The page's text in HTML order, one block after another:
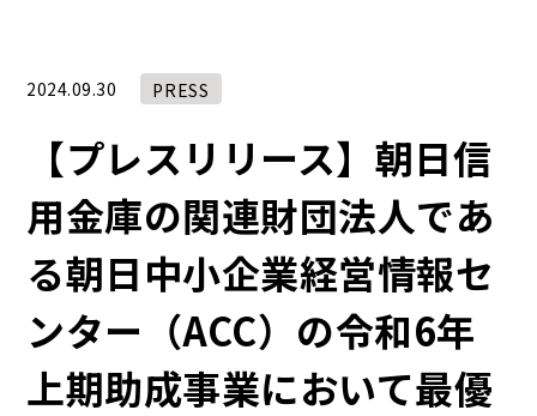
2024.09.30 PRESS
【プレスリリース】朝日信
用金庫の関連財団法人であ
る朝日中小企業経営情報セ
ンター（ACC）の令和6年
上期助成事業において最優